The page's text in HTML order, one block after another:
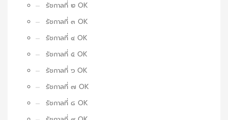
รัชกาลที่ ๒ OK
รัชกาลที่ ๓ OK
รัชกาลที่ ๔ OK
รัชกาลที่ ๕ OK
รัชกาลที่ ๖ OK
รัชกาลที่ ๗ OK
รัชกาลที่ ๘ OK